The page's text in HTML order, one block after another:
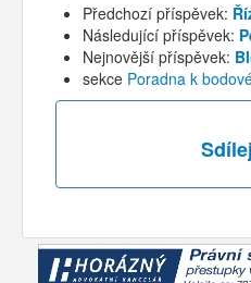
Předchozí příspěvek:
Následující příspěvek:
Nejnovější příspěvek:
sekce Poradna k